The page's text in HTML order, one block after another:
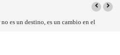
más de un 94 % en 2026